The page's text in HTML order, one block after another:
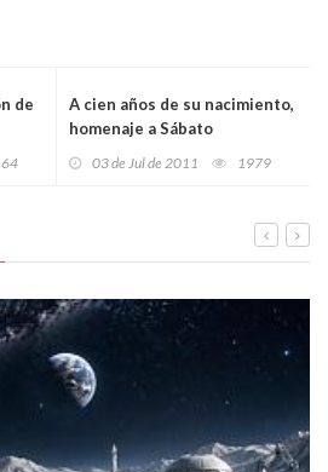
de
A cien años de su nacimiento,
homenaje a Sábato
03 de Jul de 2011 1979